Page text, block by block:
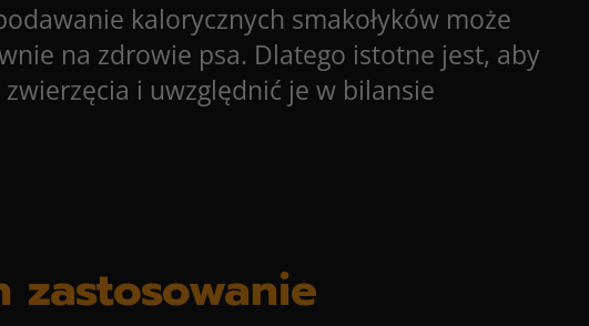
kalorycznych smakołyków może
na zdrowie psa. Dlatego istotne jest, aby
i uwzględnić je w bilansie